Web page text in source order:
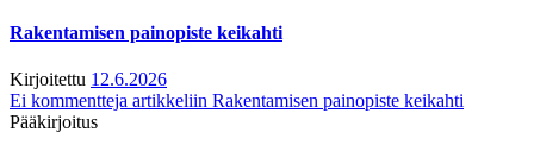
Rakentamisen painopiste keikahti
Kirjoitettu 12.6.2026
Ei kommentteja artikkeliin Rakentamisen painopiste keikahti
Pääkirjoitus